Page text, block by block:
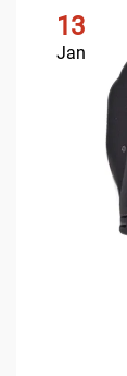
13
Jan